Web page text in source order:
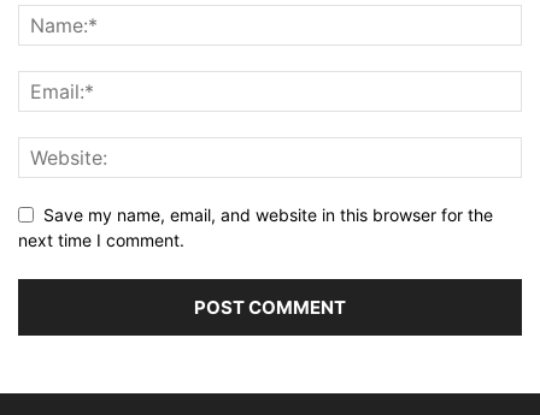
Save my name, email, and website in this browser for the
next time I comment.